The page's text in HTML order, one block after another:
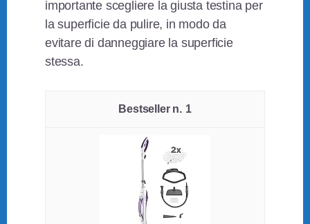
importante scegliere la giusta testina per
la superficie da pulire, in modo da
evitare di danneggiare la superficie
stessa.
1